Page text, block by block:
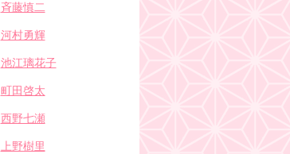
斉藤慎二
河村勇輝
池江璃花子
町田啓太
西野七瀬
上野樹里